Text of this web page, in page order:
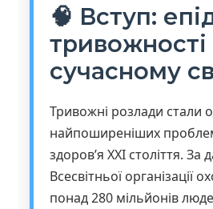
🧠 Вступ:
тривожності
сучасному
Тривожні розлади стали
найпоширеніших
здоров’я XXI століття. За
Всесвітньої організації
понад 280 мільйонів